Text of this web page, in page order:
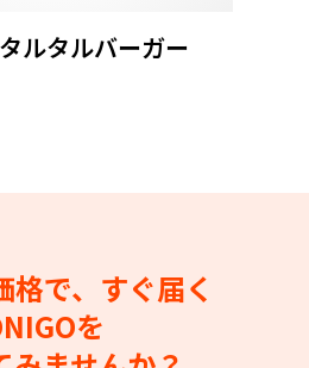
ルタルバーガー
格で、すぐ届く
を